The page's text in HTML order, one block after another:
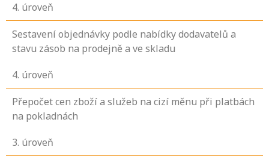
4. úroveň
Sestavení objednávky podle nabídky dodavatelů a
stavu zásob na prodejně a ve skladu
4. úroveň
Přepočet cen zboží a služeb na cizí měnu při platbách
na pokladnách
3. úroveň